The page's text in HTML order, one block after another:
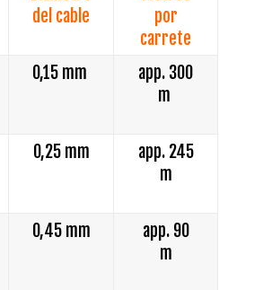
del cable
por
carrete
0,15 mm
app. 300
m
0,25 mm
app. 245
m
0,45 mm
app. 90
m